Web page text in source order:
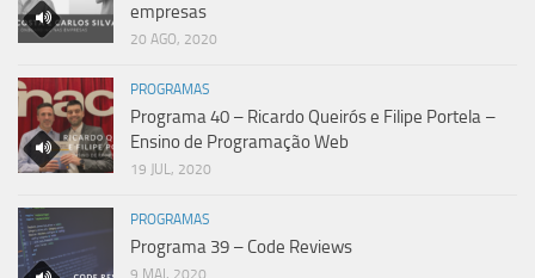
empresas
20 AGO, 2020
PROGRAMAS
Programa 40 – Ricardo Queirós e Filipe Portela –
Ensino de Programação Web
19 JUL, 2020
PROGRAMAS
Programa 39 – Code Reviews
9 MAI, 2020